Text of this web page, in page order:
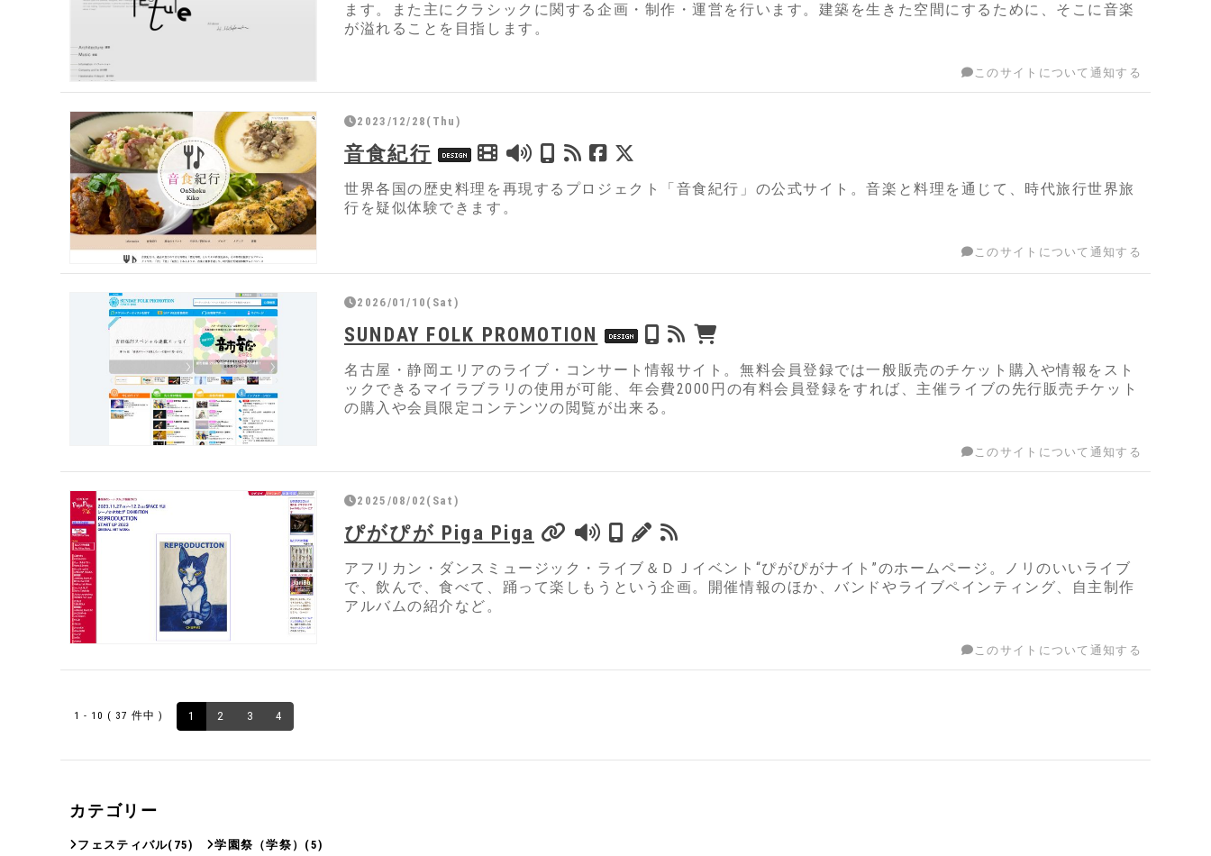
ます。また主にクラシックに関する企画・制作・運営を行います。建築を生きた空間にするために、そこに音楽
が溢れることを目指します。
このサイトについて通知する
2023/12/28(Thu)
音食紀行
世界各国の歴史料理を再現するプロジェクト「⾳⾷紀⾏」の公式サイト。⾳楽と料理を通じて、時代旅⾏世界旅
⾏を疑似体験できます。
このサイトについて通知する
2026/01/10(Sat)
SUNDAY FOLK PROMOTION
名古屋・静岡エリアのライブ・コンサート情報サイト。無料会員登録では一般販売のチケット購入や情報をスト
ックできるマイラブラリの使用が可能、年会費2000円の有料会員登録をすれば、主催ライブの先行販売チケット
の購入や会員限定コンテンツの閲覧が出来る。
このサイトについて通知する
2025/08/02(Sat)
ぴがぴが Piga Piga
アフリカン・ダンスミュージック・ライブ＆ＤＪイベント“ぴがぴがナイト”のホームページ。ノリのいいライブ
で、飲んで、食べて、踊って楽しもうという企画。開催情報のほか、バンドやライブペインティング、自主制作
アルバムの紹介など。
このサイトについて通知する
1 - 10 ( 37 件中 ) 1 2 3 4
カテゴリー
フェスティバル(75) 学園祭（学祭） (5)